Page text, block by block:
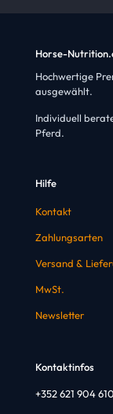
Horse-
Hochwertige
ausgewählt.
Individuell
Pferd.
Hilfe
Kontakt
Zahlungsarten
Versand &
MwSt.
Newsletter
Kontaktinfos
+352 621 904 610